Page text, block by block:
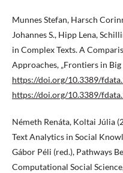
Munnes Stefan, Harsch
Johannes S., Hipp Lena,
in Complex Texts. A
Approaches, „Frontiers in Big
https://doi.org/10.3389/
https://doi.org/10.3389/
Németh Renáta, Koltai Júlia
Text Analytics in Social
Gábor Péli (red.), Pathways
Computational Social